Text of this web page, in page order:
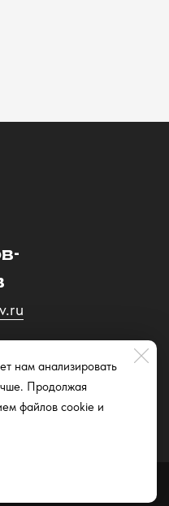
нам анализировать
Продолжая
файлов cookie и